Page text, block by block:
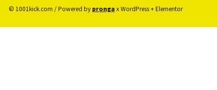
© 1001kick.com / Powered by prongax WordPress + Elementor